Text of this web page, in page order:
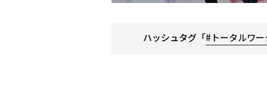
ハッシュタグ「#トータルワー